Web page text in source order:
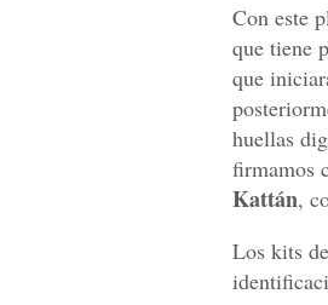
Con este
que tiene
que
huellas
firmamos
Kattán,
Los kits